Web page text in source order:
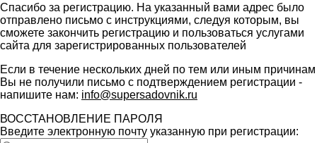
Спасибо за регистрацию. На указанный вами адрес было
отправлено письмо с инструкциями, следуя которым, вы
сможете закончить регистрацию и пользоваться услугами
сайта для зарегистрированных пользователей
Если в течение нескольких дней по тем или иным причинам
Вы не получили письмо с подтверждением регистрации -
напишите нам: info@supersadovnik.ru
ВОССТАНОВЛЕНИЕ ПАРОЛЯ
Введите электронную почту указанную при регистрации: